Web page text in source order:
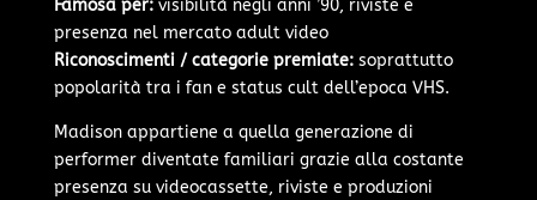
Famosa per:visibilità negli anni ’90, riviste e
presenza nel mercato adult video
Riconoscimenti / categorie premiate:soprattutto
popolarità tra i fan e status cult dell’epoca VHS.
Madison appartiene a quella generazione di
performer diventate familiari grazie alla costante
presenza su videocassette, riviste e produzioni